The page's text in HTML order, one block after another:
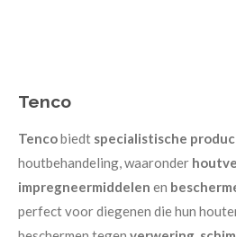
Tenco
Tencobiedt specialistische
houtbehandeling, waaronder
impregneermiddelen en
perfect voor diegenen die hun